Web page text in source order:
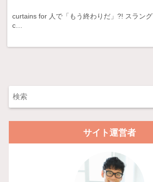
curtains for 人で「もう終わりだ」?! スラング
c…
サイト運営者